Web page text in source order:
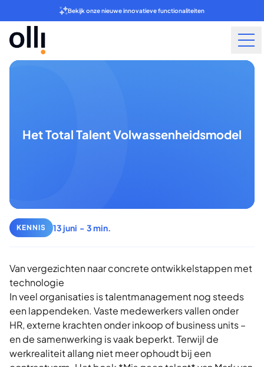
Bekijk onze nieuwe innovatieve functionaliteiten
Het Total Talent Volwassenheidsmodel
KENNIS 13 juni - 3 min.
Van vergezichten naar concrete ontwikkelstappen met
technologie
In veel organisaties is talentmanagement nog steeds
een lappendeken. Vaste medewerkers vallen onder
HR, externe krachten onder inkoop of business units –
en de samenwerking is vaak beperkt. Terwijl de
werkrealiteitallang niet meer ophoudt bij een